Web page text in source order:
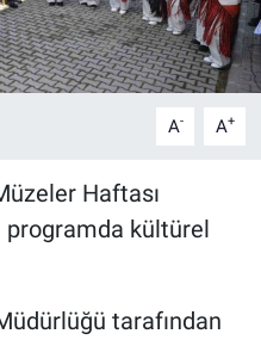
A- A+
Haftası
programda kültürel
tarafından